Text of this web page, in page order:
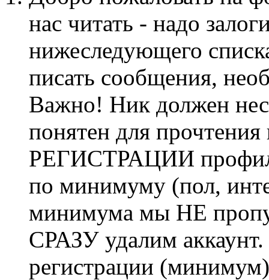
нас читать - надо
нижеследующего
писать сообщения,
Важно! Ник должен
понятен для
РЕГИСТРАЦИИ профиль
по минимуму (пол,
минимума мы НЕ
СРАЗУ удалим
регистрации